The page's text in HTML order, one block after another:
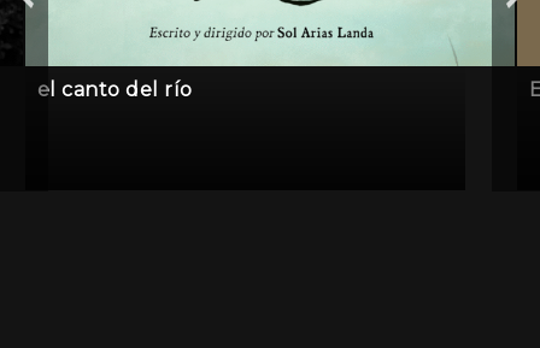
el canto del río